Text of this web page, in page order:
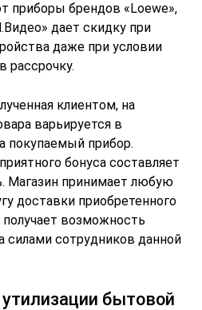
приборы брендов «Loewe»,
дает скидку при
даже при условии
рассрочку.
клиентом, на
варьируется в
покупаемый прибор.
бонуса составляет
Магазин принимает любую
доставки приобретенного
получает возможность
силами сотрудников данной
бытовой